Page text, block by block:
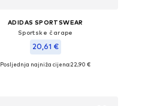
ADIDAS SPORTSWEAR
Sportske čarape
20,61 €
Posljednja najniža cijena:22,90 €